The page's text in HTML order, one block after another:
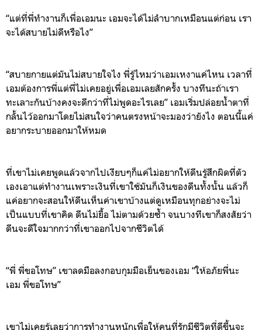
“แต่ที่พี่ทำงานก็เพื่อเอมนะ เอมจะได้ไม่ลำบากเหมือนแต่ก่อน เรา
จะได้สบายไม่ดีหรือไง”
“สบายกายแต่มันไม่สบายใจไง พี่รู้ไหมว่าเอมเหงาแค่ไหน เวลาที่
เอมต้องการพี่แต่พี่ไม่เคยอยู่เพื่อเอมเลยสักครั้ง บางทีนะถ้าเรา
ทะเลาะกันบ้างคงจะดีกว่าที่ไม่พูดอะไรเลย” เอมเริ่มปล่อยน้ำตาที่
กลั้นไว้ออกมาโดยไม่สนใจว่าคนตรงหน้าจะมองว่ายังไง ตอนนี้แค่
อยากระบายออกมาให้หมด
ที่เขาไม่เคยพูดแล้วจากไปเงียบๆก็แค่ไม่อยากให้ดีนรู้สึกผิดที่ตัว
เองเอาแต่ทำงานเพราะเงินที่เขาใช้มันก็เงินของดีนทั้งนั้น แล้วก็
แค่อยากจะสอนให้ดีนเห็นค่าเขาบ้างแต่ดูเหมือนทุกอย่างจะไม่
เป็นแบบที่เขาคิด ดีนไม่ยื้อ ไม่ตามด้วยซ้ำ จนบางทีเขาก็สงสัยว่า
ดีนจะดีใจมากกว่าที่เขาออกไปจากชีวิตได้
“พ พี่ขอโทษ” เขาลดมือลงกอบกุมมือเย็นของเอม “ให้อภัยพี่นะ
เอม พี่ขอโทษ”
เขาไม่เคยรู้เลยว่าการทำงานหนักเพื่อให้คนที่รักมีชีวิตที่ดีขึ้นจะ